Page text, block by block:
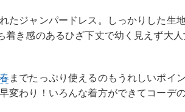
たジャンパードレス。しっかりした生
着き感のあるひざ下丈で幼く見えず大人
までたっぷり使えるのもうれしいポイ
変わり！いろんな着方ができてコーデ